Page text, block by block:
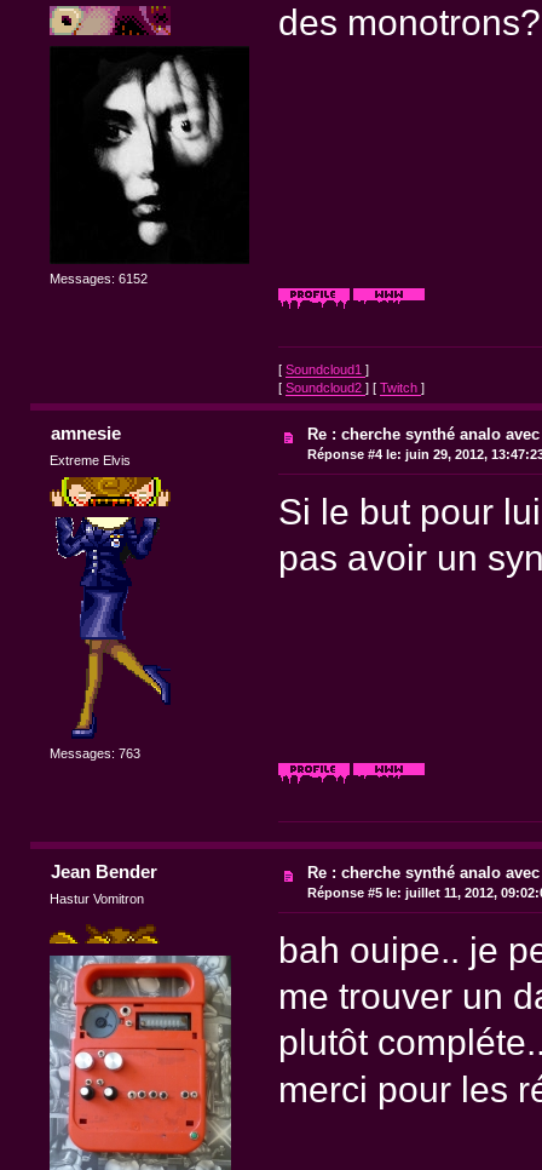
Messages: 6152
des
[ Soundcloud1 ]
[ Soundcloud2 ] [ Twitch ]
amnesie
Extreme Elvis
Messages: 763
Re : cherche synthé analo
Réponse #4 le: juin 29, 2012,
Si le but pour
pas avoir un
Jean Bender
Hastur Vomitron
Re : cherche synthé analo
Réponse #5 le: juillet 11, 2012,
bah ouipe.. je
me trouver un
plutôt
merci pour les